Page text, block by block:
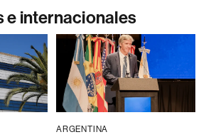
e internacionales
ARGENTINA